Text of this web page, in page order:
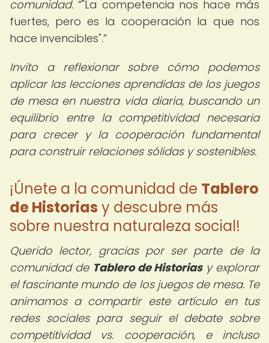
comunidad. "La competencia nos hace más
fuertes, pero es la cooperación la que nos
hace invencibles".
Invito a reflexionar sobre cómo podemos
aplicar las lecciones aprendidas de los juegos
de mesa en nuestra vida diaria, buscando un
equilibrio entre la competitividad necesaria
para crecer y la cooperación fundamental
para construir relaciones sólidas y sostenibles.
¡Únete a la comunidad de Tablero
de Historias y descubre más
sobre nuestra naturaleza social!
Querido lector, gracias por ser parte de la
comunidad de Tablero de Historiasy explorar
el fascinante mundo de los juegos de mesa. Te
animamos a compartir este artículo en tus
redes sociales para seguir el debate sobre
competitividad vs. cooperación, e incluso